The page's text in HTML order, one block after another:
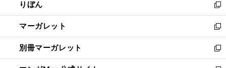
く
で
開
く
ド
ウ
で
開
く
ィ
ン
ド
ウ
で
開
りぼん
新
し
い
ウ
ィ
ン
マーガレット
新
し
い
ウ
別冊マーガレット
新
し